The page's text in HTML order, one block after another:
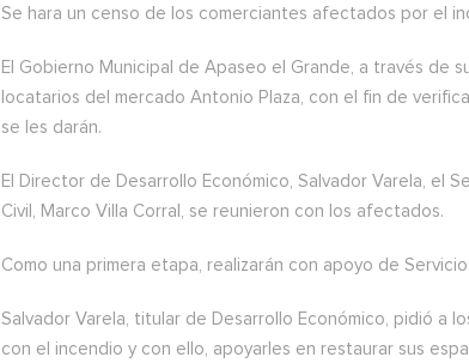
Se hara un censo de los comerciantes afectados por el
El Gobierno Municipal de Apaseo el Grande, a través
locatarios del mercado Antonio Plaza, con el fin de
se les darán.
El Director de Desarrollo Económico, Salvador Varela, el
Civil, Marco Villa Corral, se reunieron con los afectados.
Como una primera etapa, realizarán con apoyo de
Salvador Varela, titular de Desarrollo Económico, pidió a
con el incendio y con ello, apoyarles en restaurar sus